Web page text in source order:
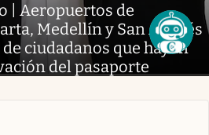
| Aeropuertos de
Medellín y San Andrés
ciudadanos que hayan
del pasaporte